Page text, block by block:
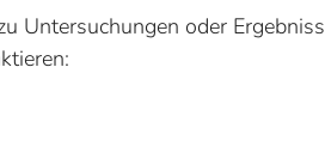
Untersuchungen oder